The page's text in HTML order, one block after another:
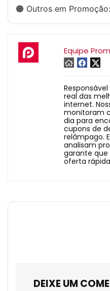
🟠 Outros em Promoção:
Equipe
real das
internet.
monitoram
dia para
cupons de
relâmpago.
analisam
garante
oferta
DEIXE UM